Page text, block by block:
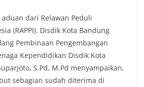
dari Relawan Peduli
(RAPPI). Disdik Kota Bandung
Pembinaan Pengembangan
Kependidikan Disdik Kota
S.Pd, M.Pd menyampaikan,
sebagian sudah diterima di